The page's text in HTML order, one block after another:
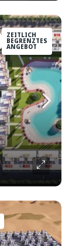
ZEITLICH
BEGRENZTES
ANGEBOT